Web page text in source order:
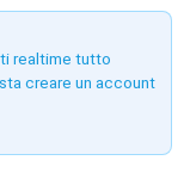
realtime tutto
creare un account